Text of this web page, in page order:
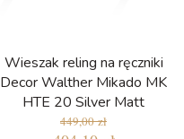
Wieszak reling na ręczniki
Decor Walther Mikado MK
HTE 20 Silver Matt
449,00 zł